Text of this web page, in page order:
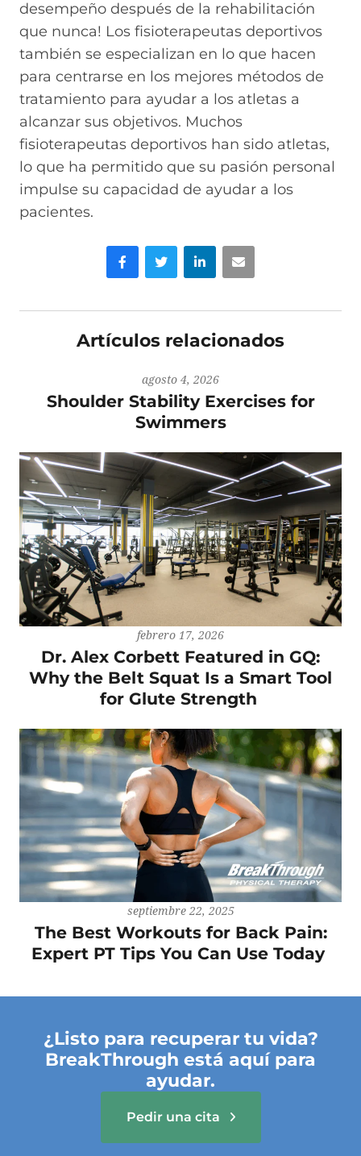
desempeño después de la rehabilitación
que nunca! Los fisioterapeutas deportivos
también se especializan en lo que hacen
para centrarse en los mejores métodos de
tratamiento para ayudar a los atletas a
alcanzar sus objetivos. Muchos
fisioterapeutas deportivos han sido atletas,
lo que ha permitido que su pasión personal
impulse su capacidad de ayudar a los
pacientes.
Facebook
Gorjeo LinkedInCorreo electrónico
Artículos relacionados
agosto 4, 2026
Shoulder Stability Exercises for
Swimmers
febrero 17, 2026
Dr. Alex Corbett Featured in GQ:
Why the Belt Squat Is a Smart Tool
for Glute Strength
septiembre 22, 2025
The Best Workouts for Back Pain:
Expert PT Tips You Can Use Today
¿Listo para recuperar tu vida?
BreakThrough está aquí para
ayudar.
Pedir una cita